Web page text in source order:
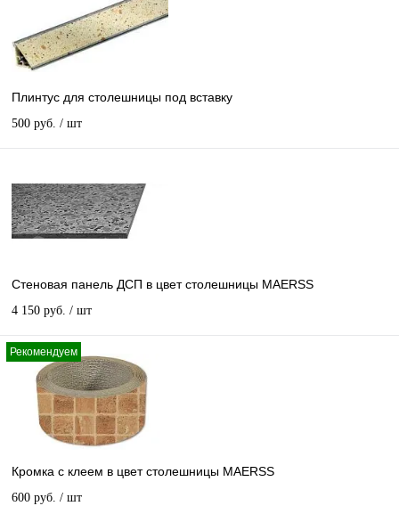
Плинтус для столешницы под вставку
500 руб. / шт
Стеновая панель ДСП в цвет столешницы MAERSS
4 150 руб. / шт
Рекомендуем
Кромка с клеем в цвет столешницы MAERSS
600 руб. / шт